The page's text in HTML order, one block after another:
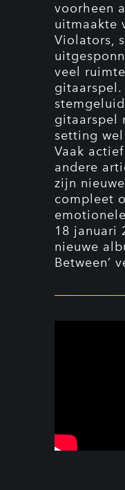
voorheen
uitmaakte
Violators,
veel
gitaarspel
setting
Vaak
andere
zijn
compleet
18 januari
nieuwe
Between’